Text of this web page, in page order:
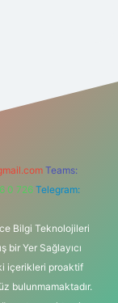
Teams:
0 726 Telegram:
Bilgi Teknolojileri
bir Yer Sağlayıcı
içerikleri proaktif
bulunmamaktadır.